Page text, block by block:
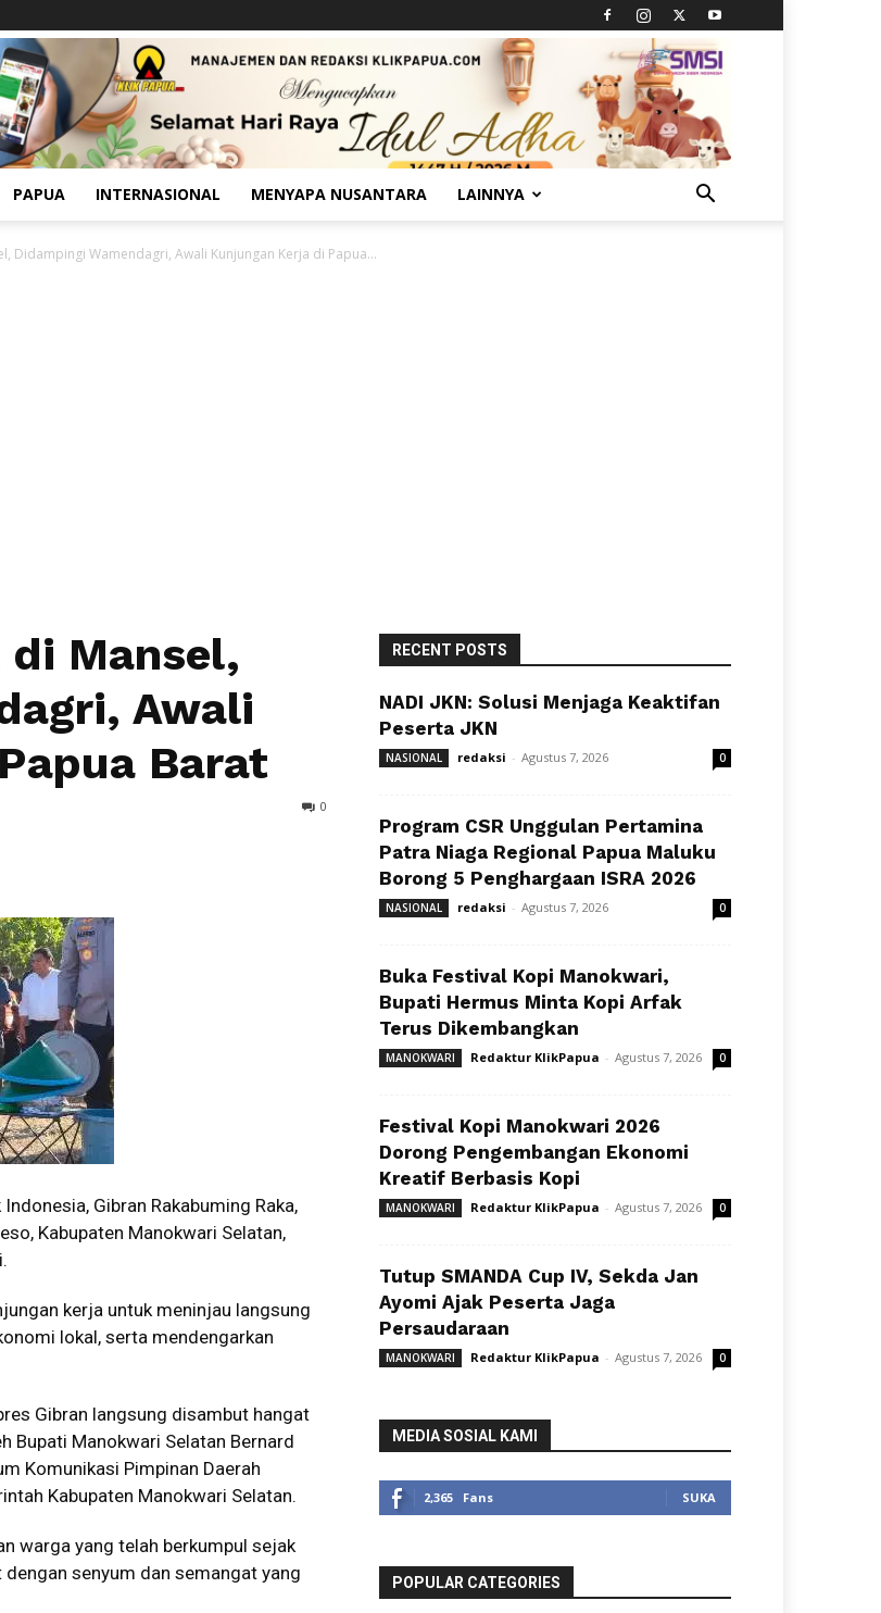
PAPUA INTERNASIONAL MENYAPA NUSANTARA LAINNYA
Didampingi Wamendagri, Awali Kunjungan Kerja di Papua...
di Mansel,
Awali
Barat
0
Gibran Rakabuming Raka,
Kabupaten Manokwari Selatan,
kerja untuk meninjau langsung
lokal, serta mendengarkan
Gibran langsung disambut hangat
Bupati Manokwari Selatan Bernard
Komunikasi Pimpinan Daerah
Kabupaten Manokwari Selatan.
warga yang telah berkumpul sejak
senyum dan semangat yang
RECENT POSTS
NADI JKN: Solusi Menjaga Keaktifan
Peserta JKN
NASIONAL redaksi - Agustus 7, 2026 0
Program CSR Unggulan Pertamina
Patra Niaga Regional Papua Maluku
Borong 5 Penghargaan ISRA 2026
NASIONAL redaksi - Agustus 7, 2026 0
Buka Festival Kopi Manokwari,
Bupati Hermus Minta Kopi Arfak
Terus Dikembangkan
MANOKWARI Redaktur KlikPapua - Agustus 7, 2026 0
Festival Kopi Manokwari 2026
Dorong Pengembangan Ekonomi
Kreatif Berbasis Kopi
MANOKWARI Redaktur KlikPapua - Agustus 7, 2026 0
Tutup SMANDA Cup IV, Sekda Jan
Ayomi Ajak Peserta Jaga
Persaudaraan
MANOKWARI Redaktur KlikPapua - Agustus 7, 2026 0
MEDIA SOSIAL KAMI
2,365 Fans SUKA
POPULAR CATEGORIES